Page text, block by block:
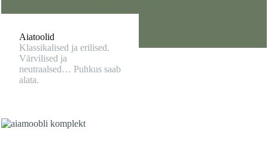
Aiatoolid
Klassikalised ja erilised.
Värvilised ja
neutraalsed… Puhkus saab
alata.